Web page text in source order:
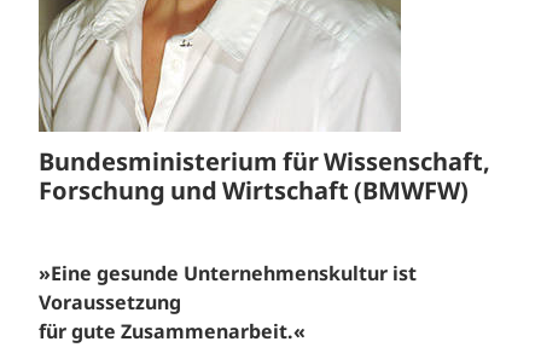
Bundesministerium für Wissenschaft,
Forschung und Wirtschaft (BMWFW)
»Eine gesunde Unternehmenskultur ist
Voraussetzung
für gute Zusammenarbeit.«